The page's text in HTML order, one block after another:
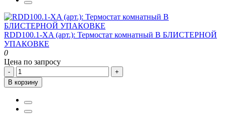
RDD100.1-XA (арт.): Термостат комнатный В БЛИСТЕРНОЙ
УПАКОВКЕ
0
Цена по запросу
-
+
В корзину